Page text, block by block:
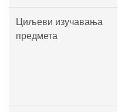
Циљеви изучавања
предмета